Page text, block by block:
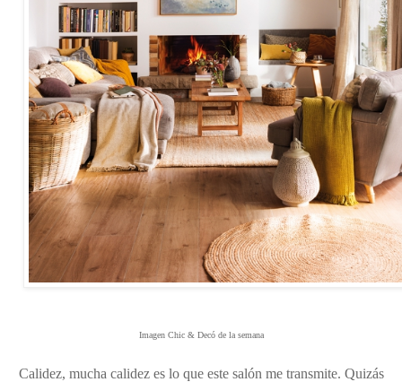
Imagen Chic & Decó de la semana
Calidez, mucha calidez es lo que este salón me transmite. Quizás